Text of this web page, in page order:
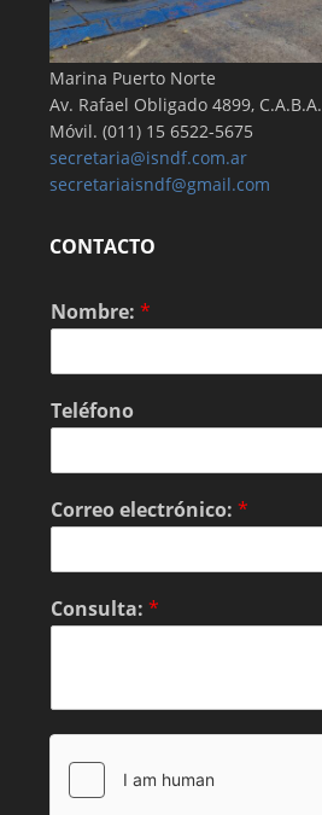
Marina Puerto Norte
Av. Rafael Obligado 4899, C.A.B.A.
Móvil. (011) 15 6522-5675
secretaria@isndf.com.ar
secretariaisndf@gmail.com
CONTACTO
Nombre: *
Teléfono
Correo electrónico: *
Consulta: *